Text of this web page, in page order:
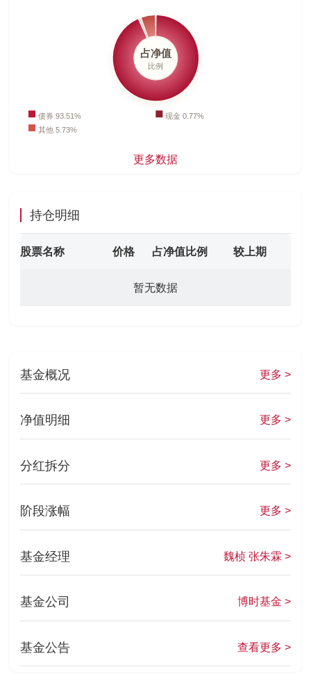
更多数据
持仓明细
股票名称 价格 占净值比例 较上期
暂无数据
基金概况 更多 >
净值明细 更多 >
分红拆分 更多 >
阶段涨幅 更多 >
基金经理 魏桢 张朱霖 >
基金公司 博时基金 >
基金公告 查看更多 >